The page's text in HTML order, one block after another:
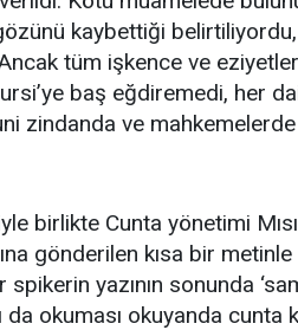
kaybettiği belirtiliyordu,
tüm işkence ve
baş eğdiremedi, her
zindanda ve mahkemelerde
birlikte Cunta yönetimi
gönderilen kısa bir
yazının sonunda
da okuması okuyanda